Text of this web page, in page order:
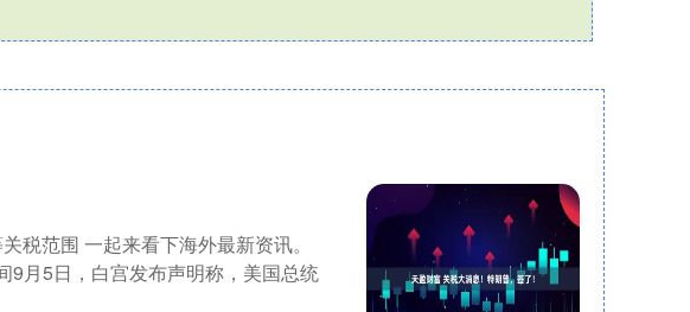
税范围 一起来看下海外最新资讯。
9月5日，白宫发布声明称，美国总统